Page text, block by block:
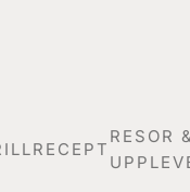
RESOR &